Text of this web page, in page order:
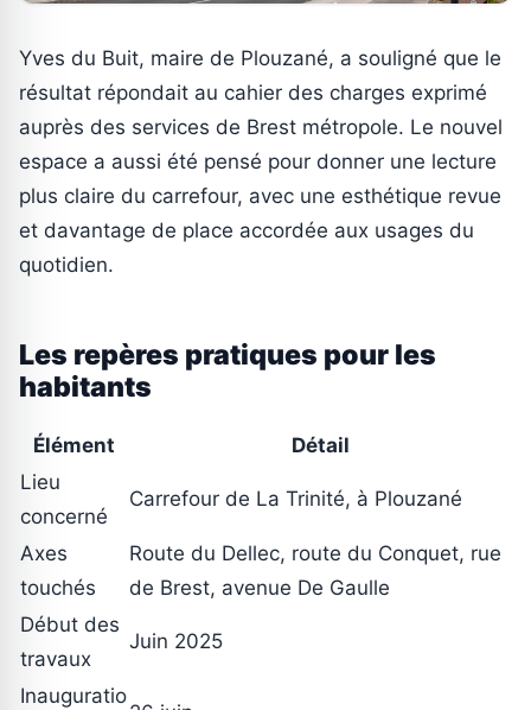
Yves du Buit, maire de Plouzané, a souligné que le
résultat répondait au cahier des charges exprimé
auprès des services de Brest métropole. Le nouvel
espace a aussi été pensé pour donner une lecture
plus claire du carrefour, avec une esthétique revue
et davantage de place accordée aux usages du
quotidien.
Les repères pratiques pour les
habitants
Élément
Détail
Lieu
concerné
Carrefour de La Trinité, à Plouzané
Axes
touchés
Route du Dellec, route du Conquet, rue
de Brest, avenue De Gaulle
Début des
travaux
Juin 2025
Inauguratio